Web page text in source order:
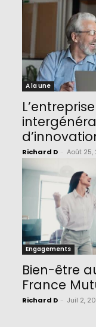
A la une
L’entreprise
Richard D Août 25,
Engagements
Bien-être
France
Richard D Juil 2,